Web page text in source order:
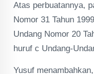
Atas perbuatannya,
Nomor 31 Tahun
Undang Nomor 20
huruf c Undang-
Yusuf